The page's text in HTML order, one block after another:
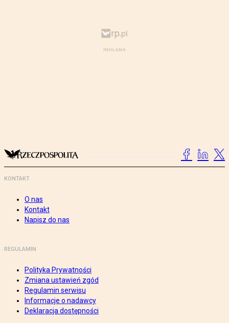
KONTAKT
O nas
Kontakt
Napisz do nas
REGULAMIN
Polityka Prywatności
Zmiana ustawień zgód
Regulamin serwisu
Informacje o nadawcy
Deklaracja dostępności